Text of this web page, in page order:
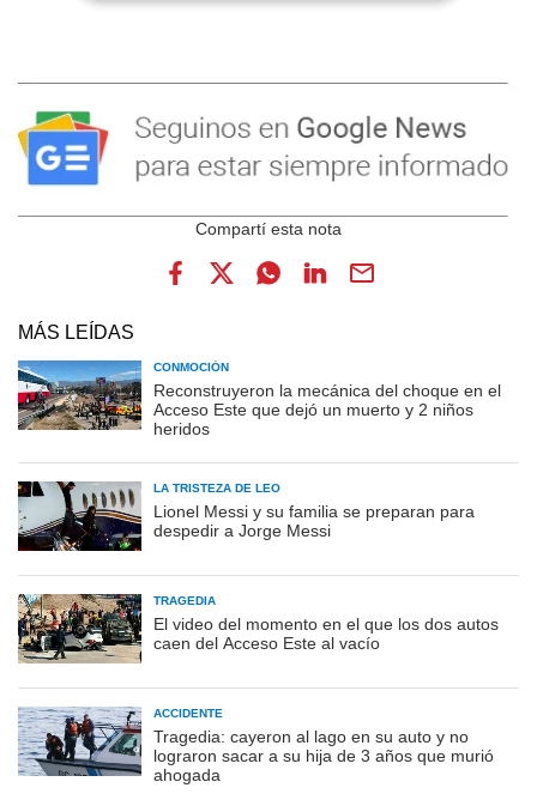
MÁS LEÍDAS
CONMOCIÓN
Reconstruyeron la mecánica del choque en el
Acceso Este que dejó un muerto y 2 niños
heridos
LA TRISTEZA DE LEO
Lionel Messi y su familia se preparan para
despedir a Jorge Messi
TRAGEDIA
El video del momento en el que los dos autos
caen del Acceso Este al vacío
ACCIDENTE
Tragedia: cayeron al lago en su auto y no
lograron sacar a su hija de 3 años que murió
ahogada